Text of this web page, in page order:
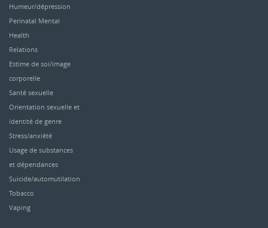
Humeur/dépression
Perinatal Mental
Health
Relations
Estime de soi/image
corporelle
Santé sexuelle
Orientation sexuelle et
identité de genre
Stress/anxiété
Usage de substances
et dépendances
Suicide/automutilation
Tobacco
Vaping